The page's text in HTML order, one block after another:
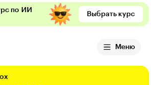
по ИИ
Выбрать курс
Меню